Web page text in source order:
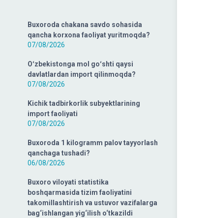
Buxoroda chakana savdo sohasida
qancha korxona faoliyat yuritmoqda?
07/08/2026
Oʻzbekistonga mol goʻshti qaysi
davlatlardan import qilinmoqda?
07/08/2026
Kichik tadbirkorlik subyektlarining
import faoliyati
07/08/2026
Buxoroda 1 kilogramm palov tayyorlash
qanchaga tushadi?
06/08/2026
Buxoro viloyati statistika
boshqarmasida tizim faoliyatini
takomillashtirish va ustuvor vazifalarga
bag‘ishlangan yig‘ilish o‘tkazildi